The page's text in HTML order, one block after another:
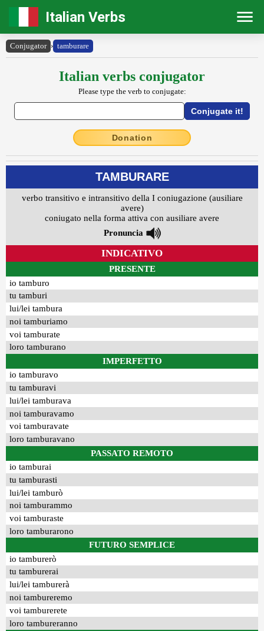
Italian Verbs
Conjugator › tamburare
Italian verbs conjugator
Please type the verb to conjugate:
Donation
TAMBURARE
verbo transitivo e intransitivo della I coniugazione (ausiliare
avere)
coniugato nella forma attiva con ausiliare avere
Pronuncia
INDICATIVO
PRESENTE
io tamburo
tu tamburi
lui/lei tambura
noi tamburiamo
voi tamburate
loro tamburano
IMPERFETTO
io tamburavo
tu tamburavi
lui/lei tamburava
noi tamburavamo
voi tamburavate
loro tamburavano
PASSATO REMOTO
io tamburai
tu tamburasti
lui/lei tamburò
noi tamburammo
voi tamburaste
loro tamburarono
FUTURO SEMPLICE
io tamburerò
tu tamburerai
lui/lei tamburerà
noi tambureremo
voi tamburerete
loro tambureranno